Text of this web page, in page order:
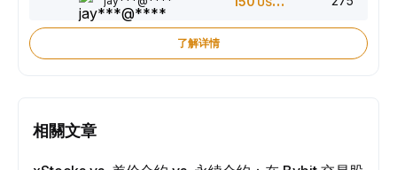
了解详情
相關文章